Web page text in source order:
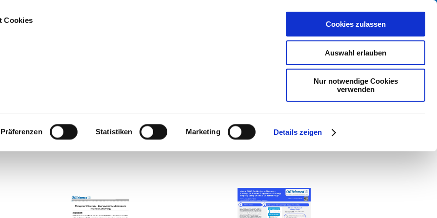
Cookies
Präferenzen Statistiken Marketing Details zeigen
Cookies zulassen
Auswahl erlauben
Nur notwendige Cookies
verwenden
Twitter